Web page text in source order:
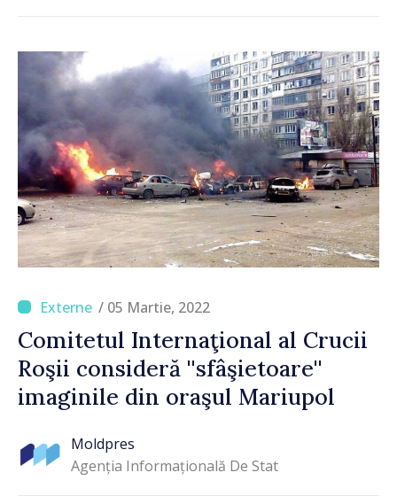
/ 05 Martie, 2022
Comitetul Internaţional al Crucii
Roşii consideră ''sfâşietoare''
imaginile din oraşul Mariupol
Moldpres
Agenția Informațională De Stat